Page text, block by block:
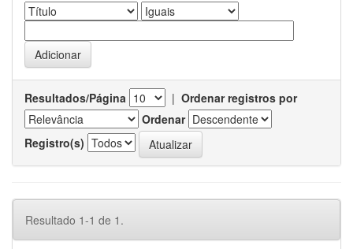
Resultados/Página | Ordenar registros por
Ordenar
Registro(s)
Resultado 1-1 de 1.